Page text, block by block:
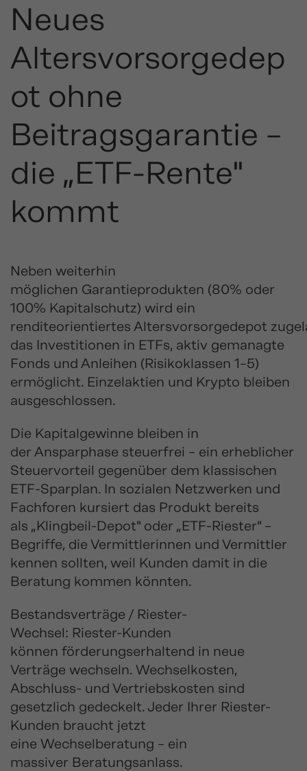
Neues
Altersvorsorgedep
ot ohne
Beitragsgarantie –
die „ETF-Rente"
kommt
Neben weiterhin
möglichen Garantieprodukten (80% oder
100% Kapitalschutz) wird ein
renditeorientiertes Altersvorsorgedepot
das Investitionen in ETFs, aktiv gemanagte
Fonds und Anleihen (Risikoklassen 1–5)
ermöglicht. Einzelaktien und Krypto bleiben
ausgeschlossen.
Die Kapitalgewinne bleiben in
der Ansparphase steuerfrei – ein erheblicher
Steuervorteil gegenüber dem klassischen
ETF-Sparplan. In sozialen Netzwerken und
Fachforen kursiert das Produkt bereits
als „Klingbeil-Depot" oder „ETF-Riester" –
Begriffe, die Vermittlerinnen und Vermittler
kennen sollten, weil Kunden damit in die
Beratung kommen könnten.
Bestandsverträge / Riester-
Wechsel: Riester-Kunden
können förderungserhaltend in neue
Verträge wechseln. Wechselkosten,
Abschluss- und Vertriebskosten sind
gesetzlich gedeckelt. Jeder Ihrer Riester-
Kunden braucht jetzt
eine Wechselberatung – ein
massiver Beratungsanlass.